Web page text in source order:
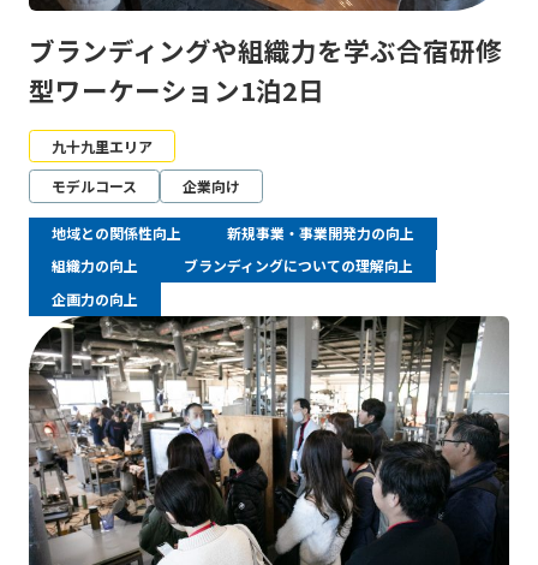
ブランディングや組織力を学ぶ合宿研修
型ワーケーション1泊2日
九十九里エリア
モデルコース
企業向け
地域との関係性向上
新規事業・事業開発力の向上
組織力の向上
ブランディングについての理解向上
企画力の向上